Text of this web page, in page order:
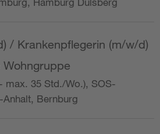
/ Krankenpflegerin (m/w/d)
max. 35 Std./Wo.), SOS-
Bernburg